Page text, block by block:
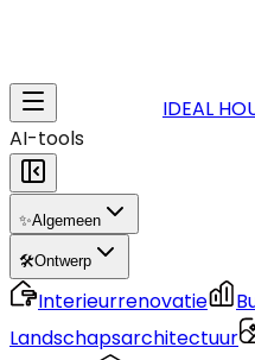
IDEAL
AI-tools
✨Algemeen
🛠️Ontwerp
Interieurrenovatie
Landschapsarchitectuur